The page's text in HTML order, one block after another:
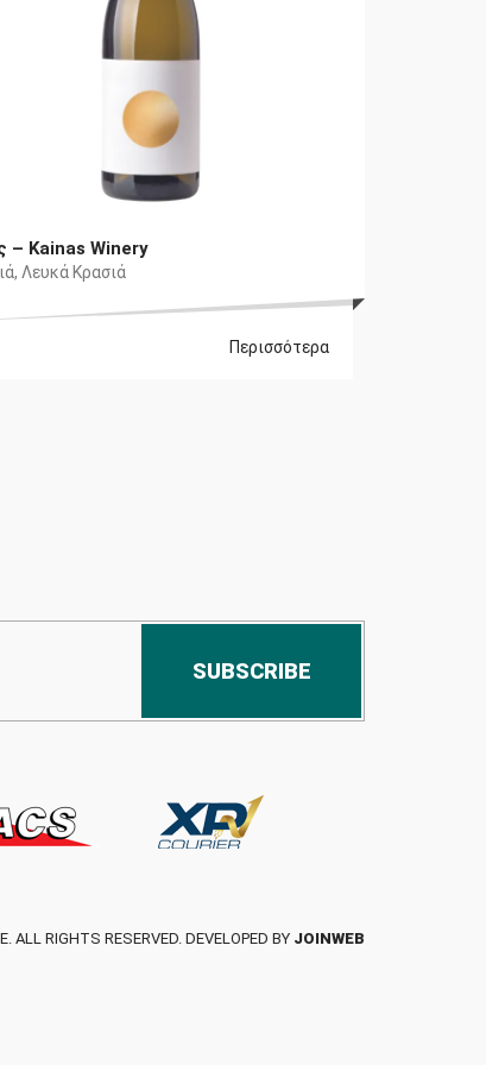
– Kainas Winery
, Λευκά Κρασιά
Περισσότερα
SUBSCRIBE
ALL RIGHTS RESERVED. DEVELOPED BY JOINWEB